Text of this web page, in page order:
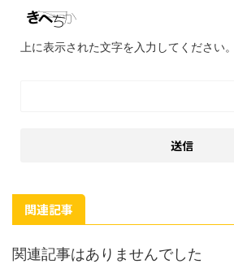
上に表示された文字を入力してください。
関連記事
関連記事はありませんでした